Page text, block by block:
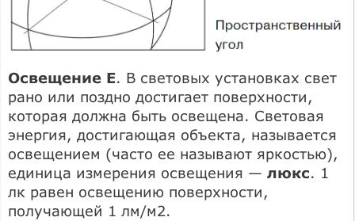
Освещение E. В световых установках свет
рано или поздно достигает поверхности,
которая должна быть освещена. Световая
энергия, достигающая объекта, называется
освещением (часто ее называют яркостью),
единица измерения освещения — люкс. 1
лк равен освещению поверхности,
получающей 1 лм/м2.